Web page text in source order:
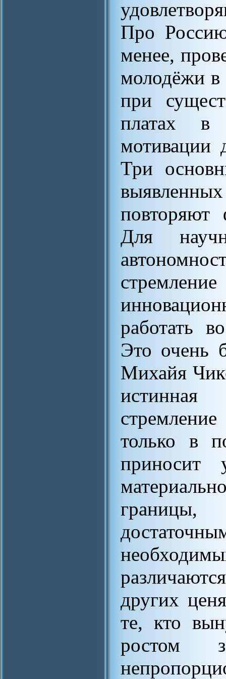
Про
менее,
молодёжи в
при
платах в
мотивации
Три
Для
работать
Это очень
Михайя
истинная
только в
приносит
границы,
других
те, кто
ростом